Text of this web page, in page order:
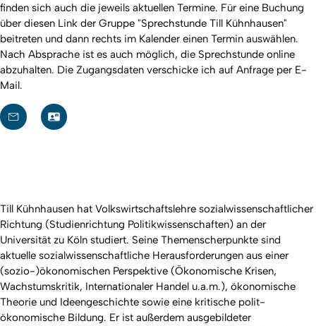
finden sich auch die jeweils aktuellen Termine. Für eine Buchung
über diesen Link der Gruppe "Sprechstunde Till Kühnhausen"
beitreten und dann rechts im Kalender einen Termin auswählen.
Nach Absprache ist es auch möglich, die Sprechstunde online
abzuhalten. Die Zugangsdaten verschicke ich auf Anfrage per E-
Mail.
Till Kühnhausen hat Volkswirtschaftslehre sozialwissenschaftlicher
Richtung (Studienrichtung Politikwissenschaften) an der
Universität zu Köln studiert. Seine Themenscherpunkte sind
aktuelle sozialwissenschaftliche Herausforderungen aus einer
(sozio-)ökonomischen Perspektive (Ökonomische Krisen,
Wachstumskritik, Internationaler Handel u.a.m.), ökonomische
Theorie und Ideengeschichte sowie eine kritische polit-
ökonomische Bildung. Er ist außerdem ausgebildeter